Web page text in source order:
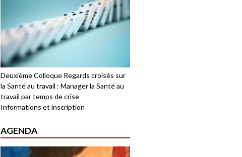
Deuxième Colloque Regards croisés sur
la Santé au travail : Manager la Santé au
travail par temps de crise
Informations et inscription
AGENDA